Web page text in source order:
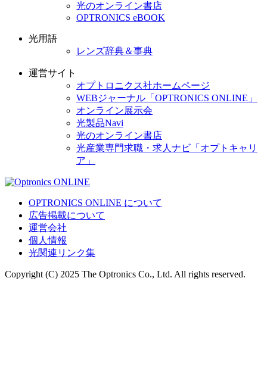
光のオンライン書店
OPTRONICS eBOOK
光用語
レンズ辞典＆事典
運営サイト
オプトロニクス社ホームページ
WEBジャーナル「OPTRONICS ONLINE」
オンライン展示会
光製品Navi
光のオンライン書店
光産業専門求職・求人ナビ「オプトキャリ
ア」
OPTRONICS ONLINE について
広告掲載について
運営会社
個人情報
光関連リンク集
Copyright (C) 2025 The Optronics Co., Ltd. All rights reserved.